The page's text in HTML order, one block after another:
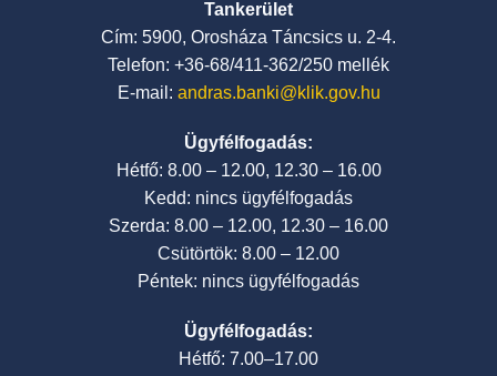
Tankerület
Cím: 5900, Orosháza Táncsics u. 2-4.
Telefon: +36-68/411-362/250 mellék
E-mail: andras.banki@klik.gov.hu
Ügyfélfogadás:
Hétfő: 8.00 – 12.00, 12.30 – 16.00
Kedd: nincs ügyfélfogadás
Szerda: 8.00 – 12.00, 12.30 – 16.00
Csütörtök: 8.00 – 12.00
Péntek: nincs ügyfélfogadás
Ügyfélfogadás:
Hétfő: 7.00–17.00